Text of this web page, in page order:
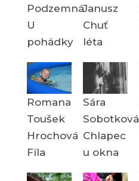
Podzemná
U
pohádky
Janusz
Chuť
léta
Romana
Toušek
Hrochová
Fíla
Sára
Sobotková
Chlapec
u okna